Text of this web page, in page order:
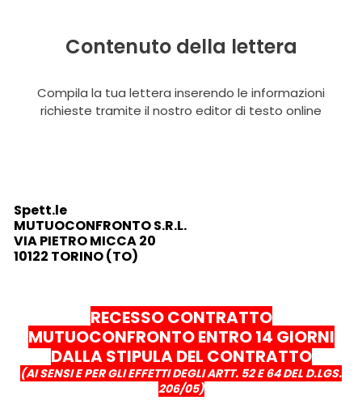
Contenuto della lettera
Compila la tua lettera inserendo le informazioni
richieste tramite il nostro editor di testo online
Spett.le
MUTUOCONFRONTO S.R.L.
VIA PIETRO MICCA 20
10122 TORINO (TO)
RECESSO CONTRATTO
MUTUOCONFRONTO ENTRO 14 GIORNI
DALLA STIPULA DEL CONTRATTO
(AI SENSI E PER GLI EFFETTI DEGLI ARTT. 52 E 64 DEL D.LGS.
206/05)